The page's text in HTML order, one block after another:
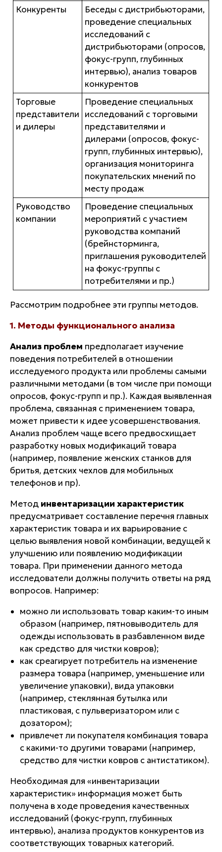
Конкуренты
Беседы с дистрибьюторами,
проведение специальных
исследований с
дистрибьюторами (опросов,
фокус-групп, глубинных
интервью), анализ товаров
конкурентов
Торговые
представители
и дилеры
Проведение специальных
исследований с торговыми
представителями и
дилерами (опросов, фокус-
групп, глубинных интервью),
организация мониторинга
покупательских мнений по
месту продаж
Руководство
компании
Проведение специальных
мероприятий с участием
руководства компаний
(брейнсторминга,
приглашения руководителей
на фокус-группы с
потребителями и пр.)
Рассмотрим подробнее эти группы методов.
1. Методы функционального анализа
Анализ проблем предполагает изучение
поведения потребителей в отношении
исследуемого продукта или проблемы самыми
различными методами (в том числе при помощи
опросов, фокус-групп и пр.). Каждая выявленная
проблема, связанная с применением товара,
может привести к идее усовершенствования.
Анализ проблем чаще всего предвосхищает
разработку новых модификаций товара
(например, появление женских станков для
бритья, детских чехлов для мобильных
телефонов и пр).
Метод инвентаризации характеристик
предусматривает составление перечня главных
характеристик товара и их варьирование с
целью выявления новой комбинации, ведущей к
улучшению или появлению модификации
товара. При применении данного метода
исследователи должны получить ответы на ряд
вопросов. Например:
можно ли использовать товар каким-то иным
образом (например, пятновыводитель для
одежды использовать в разбавленном виде
как средство для чистки ковров);
как среагирует потребитель на изменение
размера товара (например, уменьшение или
увеличение упаковки), вида упаковки
(например, стеклянная бутылка или
пластиковая, с пульверизатором или с
дозатором);
привлечет ли покупателя комбинация товара
с какими-то другими товарами (например,
средство для чистки ковров с антистатиком).
Необходимая для «инвентаризации
характеристик» информация может быть
получена в ходе проведения качественных
исследований (фокус-групп, глубинных
интервью), анализа продуктов конкурентов из
соответствующих товарных категорий.